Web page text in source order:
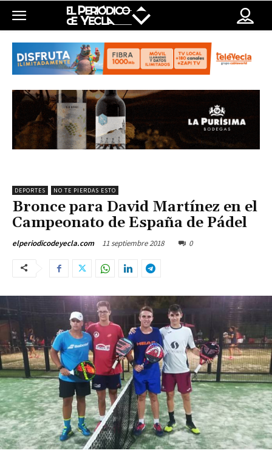
DEPORTES NO TE PIERDAS ESTO
Bronce para David Martínez en el
Campeonato de España de Pádel
elperiodicodeyecla.com 11 septiembre 2018 0